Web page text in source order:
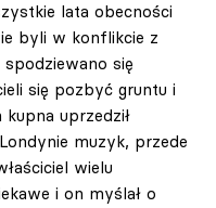
lata obecności
byli w konflikcie z
się
się pozbyć gruntu i
uprzedził
muzyk, przede
wielu
i on myślał o